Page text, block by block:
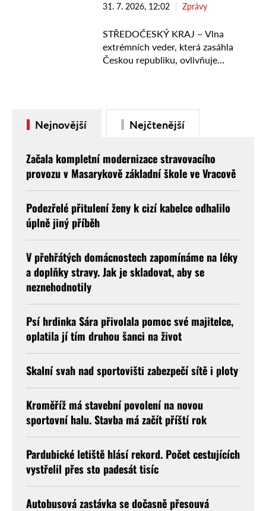
31. 7. 2026, 12:02 Zprávy
STŘEDOČESKÝ KRAJ – Vlna
extrémních veder, která zasáhla
Českou republiku, ovlivňuje
mohou způsobit zpoždění nebo
mimořádná omezení provozu. …
Nejnovější Nejčtenější
Začala kompletní modernizace stravovacího
provozu v Masarykově základní škole ve Vracově
Podezřelé přitulení ženy k cizí kabelce odhalilo
úplně jiný příběh
V přehřátých domácnostech zapomínáme na léky
a doplňky stravy. Jak je skladovat, aby se
neznehodnotily
Psí hrdinka Sára přivolala pomoc své majitelce,
oplatila jí tím druhou šanci na život
Skalní svah nad sportovišti zabezpečí sítě i ploty
Kroměříž má stavební povolení na novou
sportovní halu. Stavba má začít příští rok
Pardubické letiště hlásí rekord. Počet cestujících
vystřelil přes sto padesát tisíc
Autobusová zastávka se dočasně přesouvá